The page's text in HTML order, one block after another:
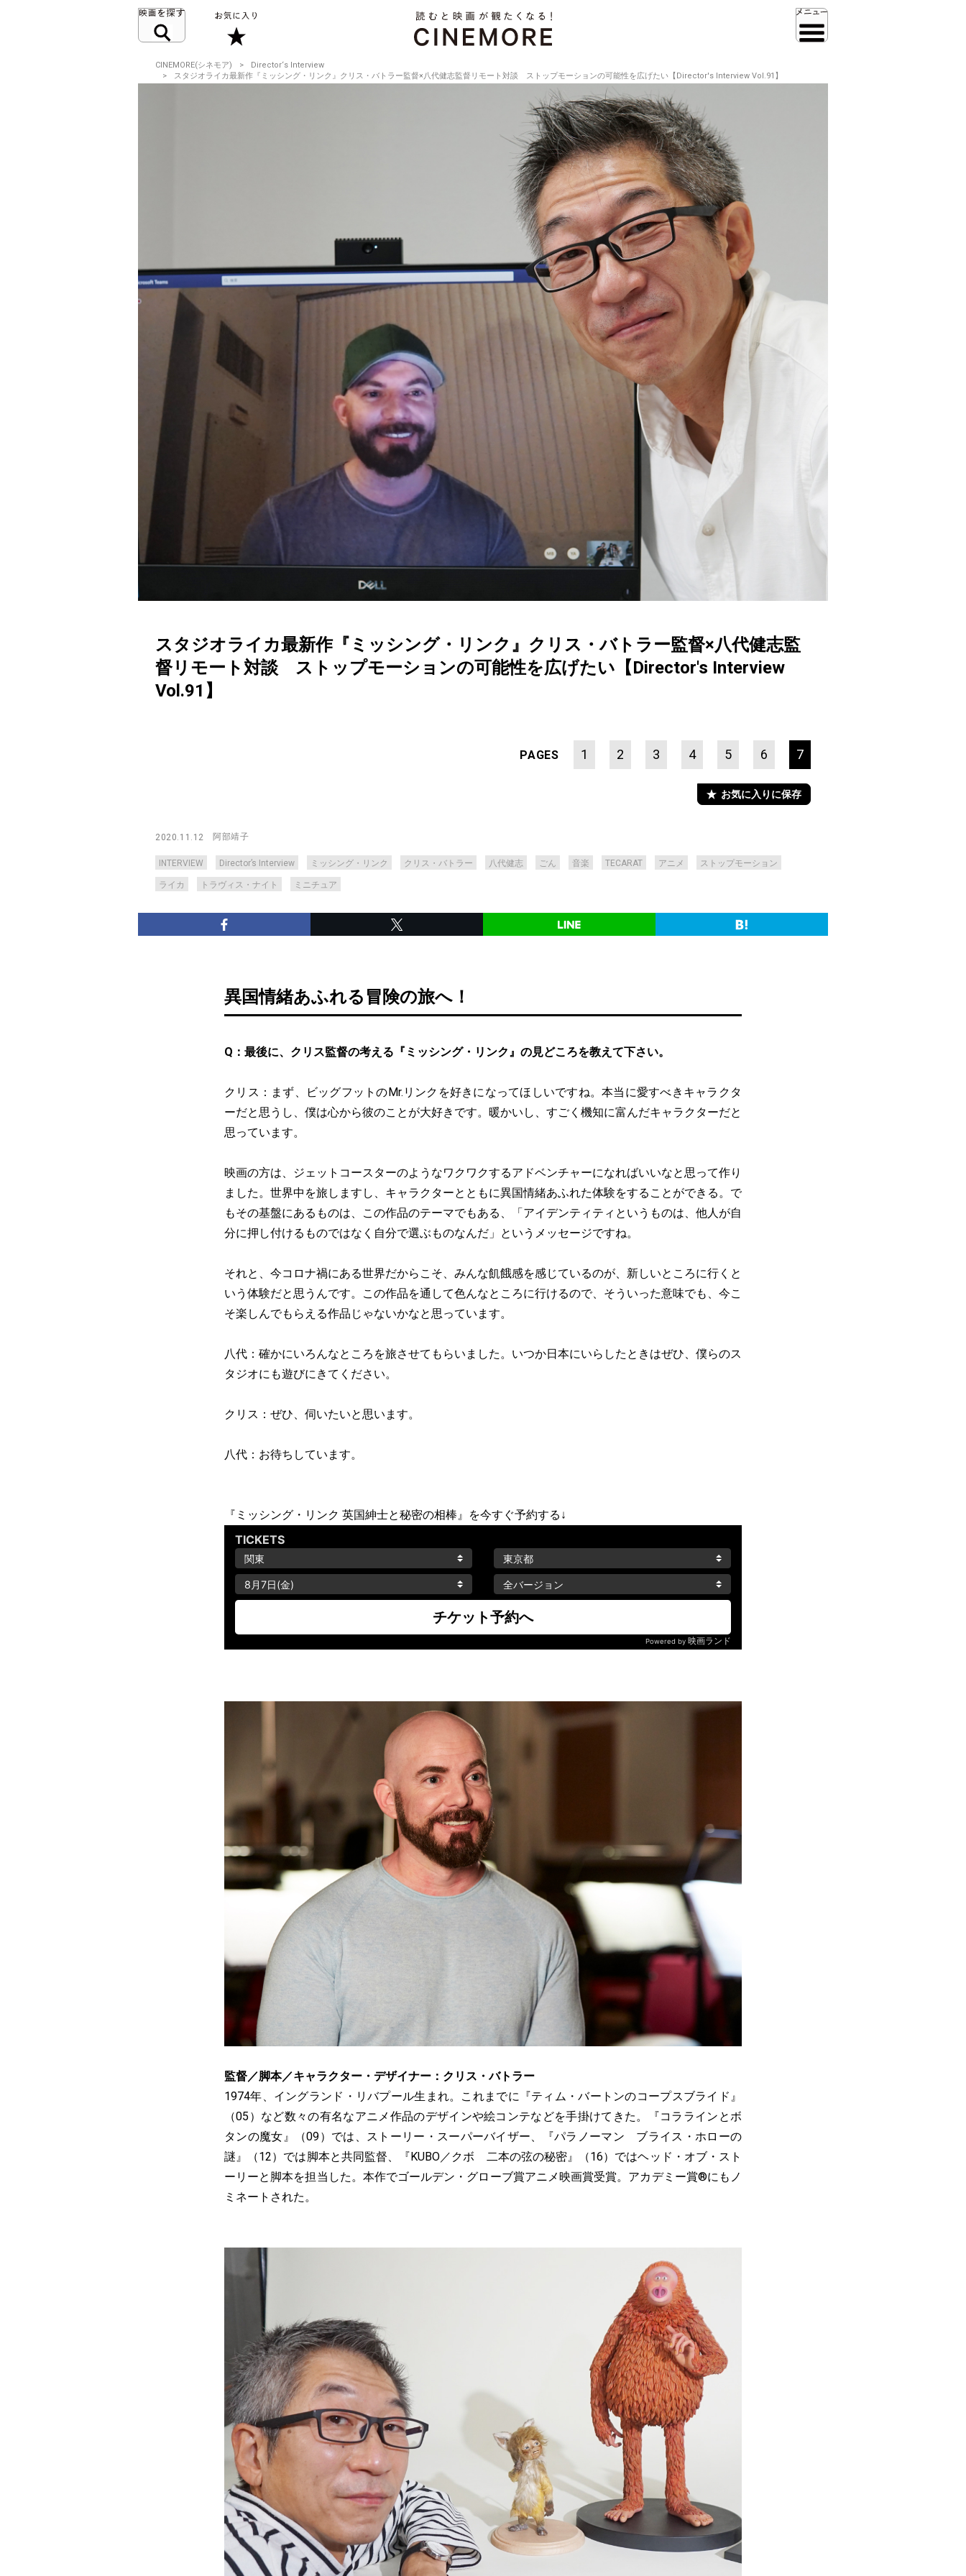
CINEMORE(シネモア)
Director‘s Interview
スタジオライカ最新作『ミッシング・リンク』クリス・バトラー監督×八代健志監督リモート対談 ストップモーションの可能性を広げたい【Director's Interview Vol.91】
スタジオライカ最新作『ミッシング・リンク』クリス・バトラー監督×八代健志監
督リモート対談 ストップモーションの可能性を広げたい【Director's Interview
Vol.91】
PAGES 1 2 3 4 5 6 7
お気に入りに保存
2020.11.12 阿部靖子
INTERVIEW Director’s Interview ミッシング・リンク クリス・バトラー 八代健志 ごん 音楽 TECARAT アニメ ストップモーション
ライカ トラヴィス・ナイト ミニチュア
異国情緒あふれる冒険の旅へ！
Q：最後に、クリス監督の考える『ミッシング・リンク』の見どころを教えて下さい。
クリス：まず、ビッグフットのMr.リンクを好きになってほしいですね。本当に愛すべきキャラクタ
ーだと思うし、僕は心から彼のことが大好きです。暖かいし、すごく機知に富んだキャラクターだと
思っています。
映画の方は、ジェットコースターのようなワクワクするアドベンチャーになればいいなと思って作り
ました。世界中を旅しますし、キャラクターとともに異国情緒あふれた体験をすることができる。で
もその基盤にあるものは、この作品のテーマでもある、「アイデンティティというものは、他人が自
分に押し付けるものではなく自分で選ぶものなんだ」というメッセージですね。
それと、今コロナ禍にある世界だからこそ、みんな飢餓感を感じているのが、新しいところに行くと
いう体験だと思うんです。この作品を通して色んなところに行けるので、そういった意味でも、今こ
そ楽しんでもらえる作品じゃないかなと思っています。
八代：確かにいろんなところを旅させてもらいました。いつか日本にいらしたときはぜひ、僕らのス
タジオにも遊びにきてください。
クリス：ぜひ、伺いたいと思います。
八代：お待ちしています。
『ミッシング・リンク 英国紳士と秘密の相棒』を今すぐ予約する↓
監督／脚本／キャラクター・デザイナー：クリス・バトラー
1974年、イングランド・リバプール生まれ。これまでに『ティム・バートンのコープスブライド』
（05）など数々の有名なアニメ作品のデザインや絵コンテなどを手掛けてきた。『コララインとボ
タンの魔女』（09）では、ストーリー・スーパーバイザー、『パラノーマン ブライス・ホローの
謎』（12）では脚本と共同監督、『KUBO／クボ 二本の弦の秘密』（16）ではヘッド・オブ・スト
ーリーと脚本を担当した。本作でゴールデン・グローブ賞アニメ映画賞受賞。アカデミー賞®にもノ
ミネートされた。